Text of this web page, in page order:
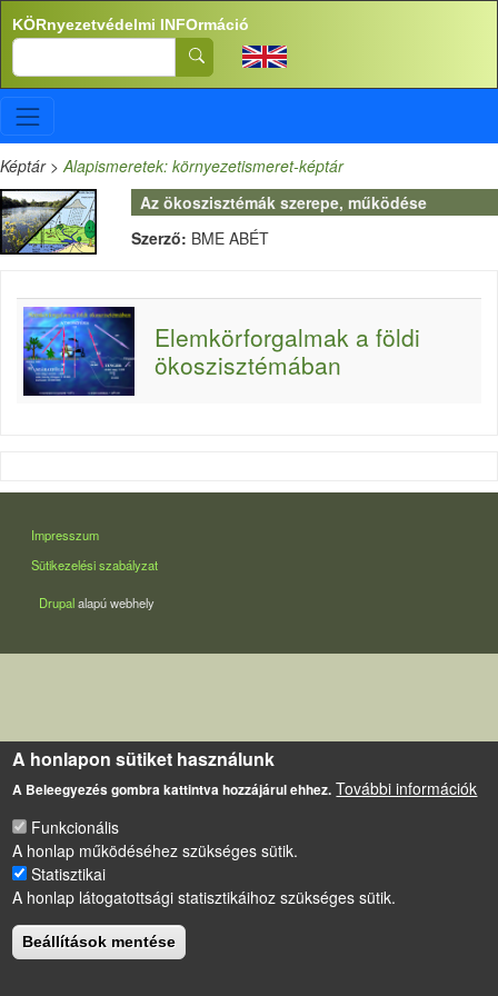
Ugrás a tartalomra
KÖRnyezetvédelmi INFOrmáció
Search
Képtár>Alapismeretek: környezetismeret-képtár
Az ökoszisztémák szerepe, működése
Szerző: BME ABÉT
Elemkörforgalmak a földi
ökoszisztémában
LÁBLÉC
Impresszum
Sütikezelési szabályzat
Drupalalapú webhely
A honlapon sütiket használunk
A Beleegyezés gombra kattintva hozzájárul ehhez. További információk
Funkcionális
A honlap működéséhez szükséges sütik.
Statisztikai
A honlap látogatottsági statisztikáihoz szükséges sütik.
Beállítások mentése